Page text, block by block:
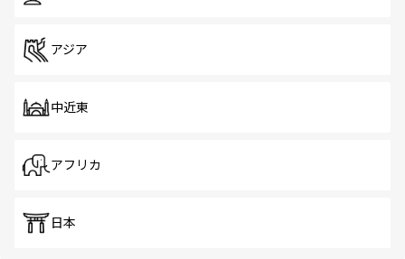
アジア
中近東
アフリカ
日本